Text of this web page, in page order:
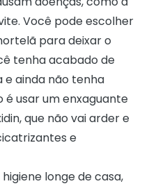
Você pode escolher
para deixar o
tenha acabado de
ainda não tenha
usar um enxaguante
, que não vai arder e
e
longe de casa,